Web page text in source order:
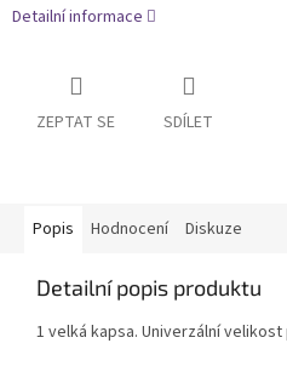
Detailní informace
ZEPTAT SE SDÍLET
Popis Hodnocení Diskuze
Detailní popis produktu
1 velká kapsa. Univerzální